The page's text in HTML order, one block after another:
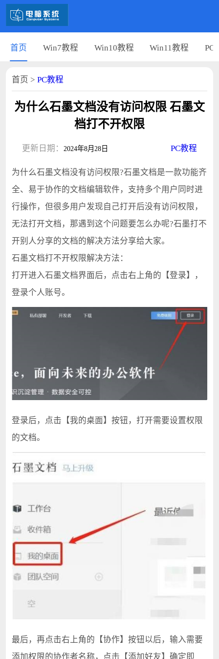
首页 Win7教程 Win10教程 Win11教程 PC
首页 > PC教程
为什么石墨文档没有访问权限 石墨文
档打不开权限
更新日期： 2024年8月28日 PC教程
为什么石墨文档没有访问权限?石墨文档是一款功能齐
全、易于协作的文档编辑软件，支持多个用户同时进
行操作，但很多用户发现自己打开后没有访问权限，
无法打开文档，那遇到这个问题要怎么办呢?石墨打不
开别人分享的文档的解决方法分享给大家。
石墨文档打不开权限解决方法：
打开进入石墨文档界面后，点击右上角的【登录】，
登录个人账号。
登录后，点击【我的桌面】按钮，打开需要设置权限
的文档。
最后，再点击右上角的【协作】按钮以后，输入需要
添加权限的协作者名称，点击【添加好友】确定即